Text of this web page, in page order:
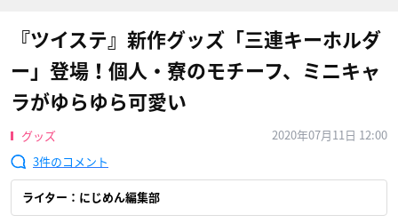
『ツイステ』新作グッズ「三連キーホルダ
ー」登場！個人・寮のモチーフ、ミニキャ
ラがゆらゆら可愛い
グッズ
2020年07月11日 12:00
3
ライター：にじめん編集部